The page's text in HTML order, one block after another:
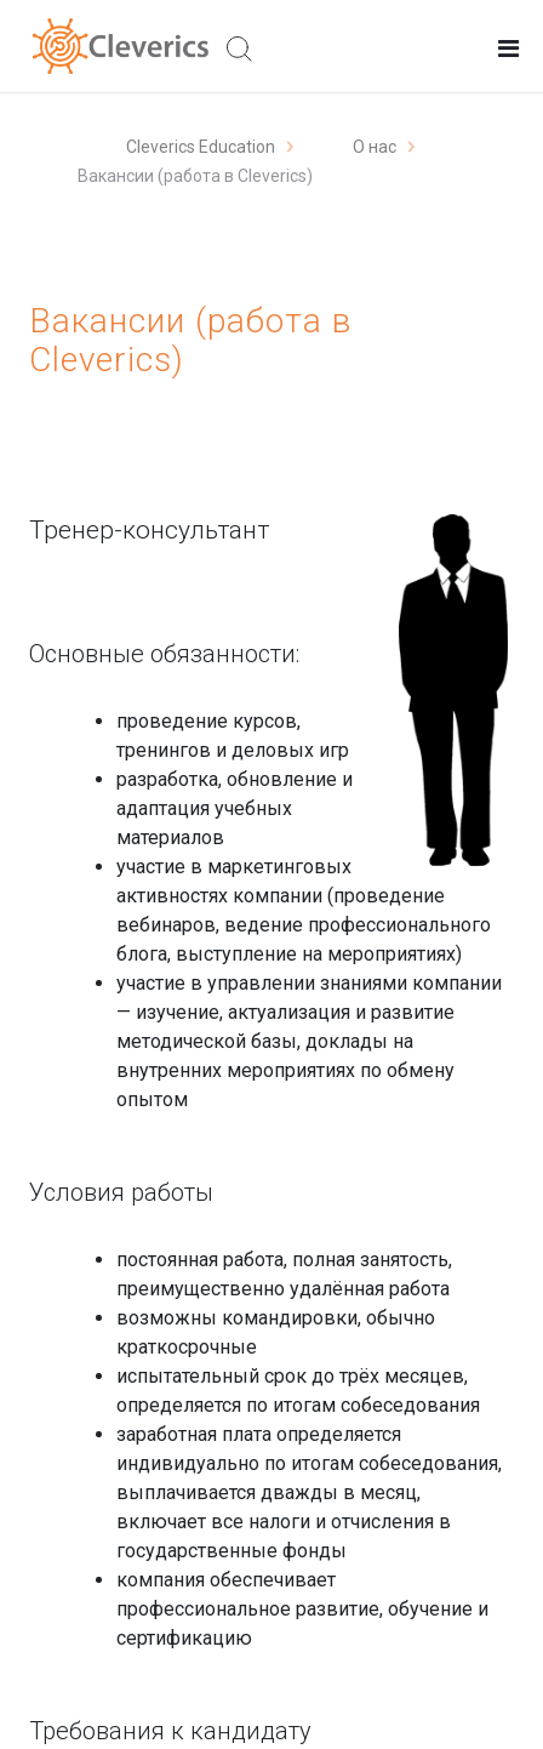
Cleverics Education
О нас
Вакансии (работа в Cleverics)
Вакансии (работа в
Cleverics)
Тренер-консультант
Основные обязанности:
проведение курсов,
тренингов и деловых игр
разработка, обновление и
адаптация учебных
материалов
участие в маркетинговых
активностях компании (проведение
вебинаров, ведение профессионального
блога, выступление на мероприятиях)
участие в управлении знаниями компании
— изучение, актуализация и развитие
методической базы, доклады на
внутренних мероприятиях по обмену
опытом
Условия работы
постоянная работа, полная занятость,
преимущественно удалённая работа
возможны командировки, обычно
краткосрочные
испытательный срок до трёх месяцев,
определяется по итогам собеседования
заработная плата определяется
индивидуально по итогам собеседования,
выплачивается дважды в месяц,
включает все налоги и отчисления в
государственные фонды
компания обеспечивает
профессиональное развитие, обучение и
сертификацию
Требования к кандидату